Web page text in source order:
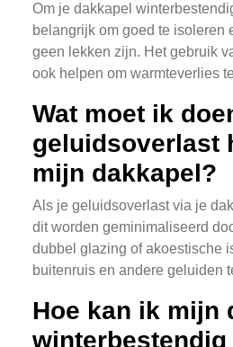
Om je dakkapel
belangrijk om goed te isoleren
geen lekken zijn. Het gebruik
ook helpen om warmteverlies
Wat moet ik
geluidsoverlast
mijn dakkapel?
Als je geluidsoverlast via je
dit worden geminimaliseerd
dubbel glazing of akoestische
buitenruis en andere geluiden
Hoe kan ik mijn
winterbestendig